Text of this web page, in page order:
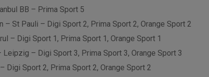
BB – Prima Sport 5
– St Pauli – Digi Sport 2, Prima Sport 2, Orange Sport 2
– Digi Sport 1, Prima Sport 1, Orange Sport 1
– Digi Sport 3, Prima Sport 3, Orange Sport 3
Digi Sport 2, Prima Sport 2, Orange Sport 2